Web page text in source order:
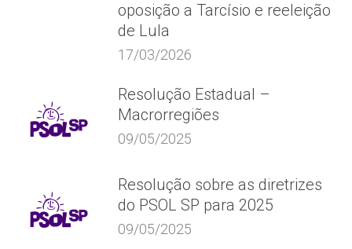
oposição a Tarcísio e reeleição
de Lula
17/03/2026
Resolução Estadual –
Macrorregiões
09/05/2025
Resolução sobre as diretrizes
do PSOL SP para 2025
09/05/2025